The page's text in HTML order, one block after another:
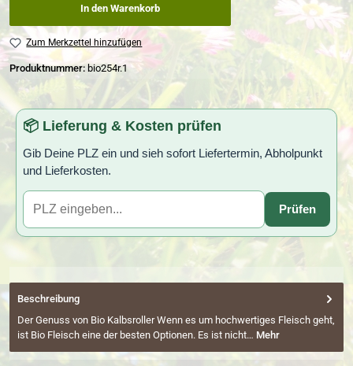
In den Warenkorb
Zum Merkzettel hinzufügen
Produktnummer: bio254r.1
📦 Lieferung & Kosten prüfen
Gib Deine PLZ ein und sieh sofort Liefertermin, Abholpunkt
und Lieferkosten.
Prüfen
Beschreibung
Der Genuss von Bio Kalbsroller Wenn es um hochwertiges Fleisch geht,
ist Bio Fleisch eine der besten Optionen. Es ist nicht… Mehr